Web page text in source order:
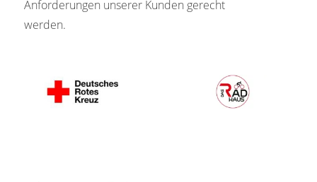
Anforderungen unserer Kunden gerecht
werden.